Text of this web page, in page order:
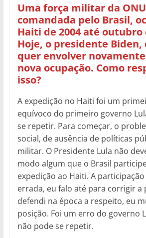
Uma força militar da ONU
comandada pelo Brasil,
Haiti de 2004 até outubro
Hoje, o presidente Biden,
quer envolver
nova ocupação. Como
isso?
A expedição no Haiti foi um
equívoco do primeiro governo
se repetir. Para começar, o
social, de ausência de políticas
militar. O Presidente Lula não
modo algum que o Brasil
expedição ao Haiti. A
errada, eu falo até para corrigir a
defendi na época a respeito, eu
posição. Foi um erro do governo
não pode se repetir.